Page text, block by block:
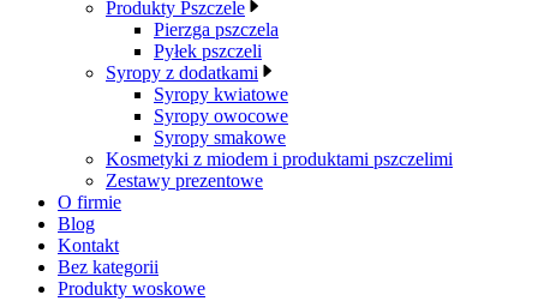
Produkty Pszczele
Pierzga pszczela
Pyłek pszczeli
Syropy z dodatkami
Syropy kwiatowe
Syropy owocowe
Syropy smakowe
Kosmetyki z miodem i produktami pszczelimi
Zestawy prezentowe
O firmie
Blog
Kontakt
Bez kategorii
Produkty woskowe